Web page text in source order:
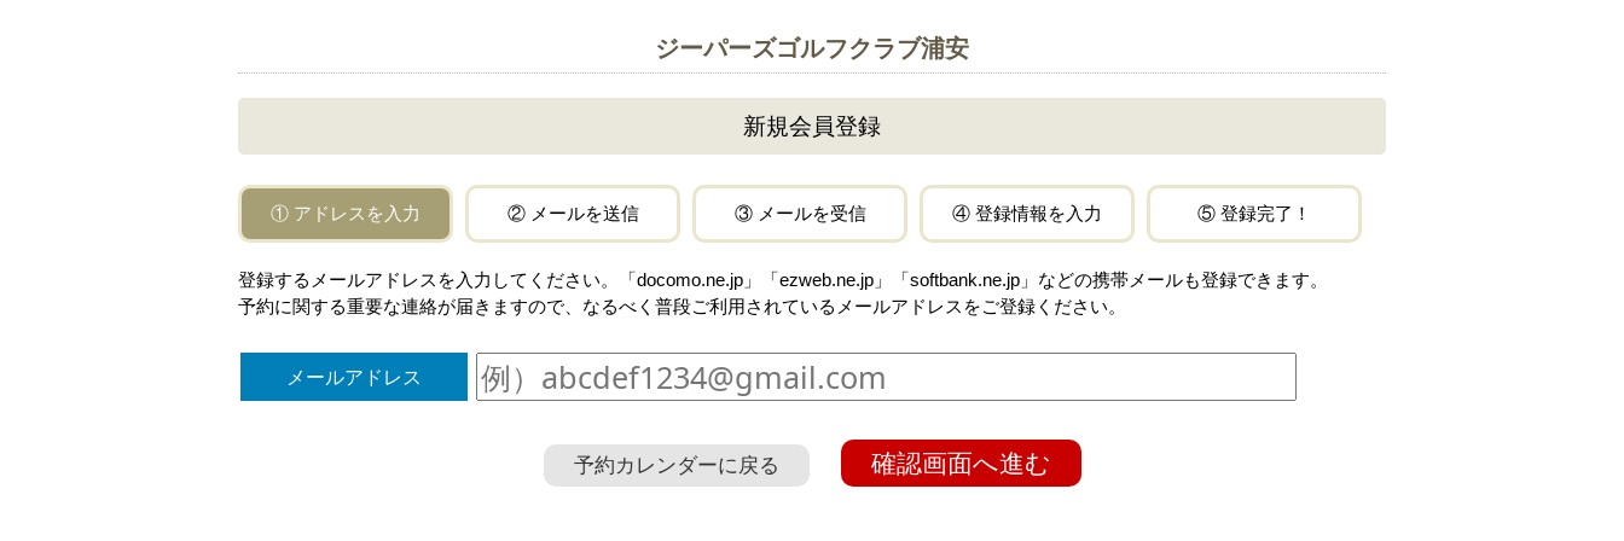
ジーパーズゴルフクラブ浦安
新規会員登録
① アドレスを入力 ② メールを送信 ③ メールを受信 ④ 登録情報を入力 ⑤ 登録完了！
登録するメールアドレスを入力してください。「docomo.ne.jp」「ezweb.ne.jp」「softbank.ne.jp」などの携帯メールも登録できます。
予約に関する重要な連絡が届きますので、なるべく普段ご利用されているメールアドレスをご登録ください。
メールアドレス
予約カレンダーに戻る 確認画面へ進む